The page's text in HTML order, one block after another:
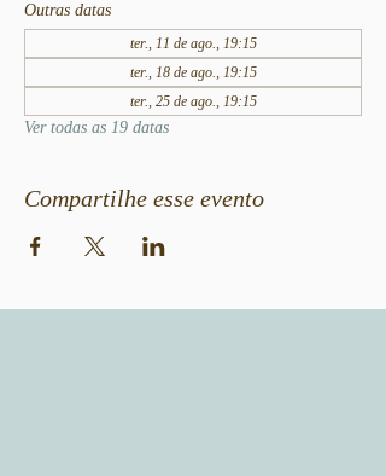
Outras datas
ter., 11 de ago., 19:15
ter., 18 de ago., 19:15
ter., 25 de ago., 19:15
Ver todas as 19 datas
Compartilhe esse evento